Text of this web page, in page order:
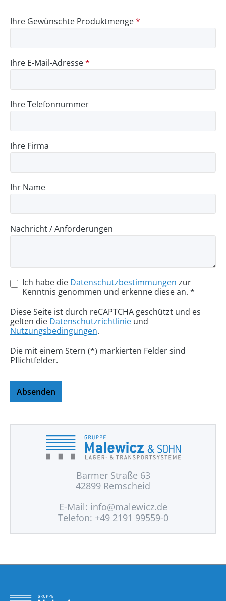
Ihre Gewünschte Produktmenge*
Ihre E-Mail-Adresse*
Ihre Telefonnummer
Ihre Firma
Ihr Name
Nachricht / Anforderungen
Ich habe die Datenschutzbestimmungen zur
Kenntnis genommen und erkenne diese an. *
Diese Seite ist durch reCAPTCHA geschützt und es
gelten die Datenschutzrichtlinie und
Nutzungsbedingungen.
Die mit einem Stern (*) markierten Felder sind
Pflichtfelder.
Absenden
Barmer Straße 63
42899 Remscheid
E-Mail: info@malewicz.de
Telefon: +49 2191 99559-0